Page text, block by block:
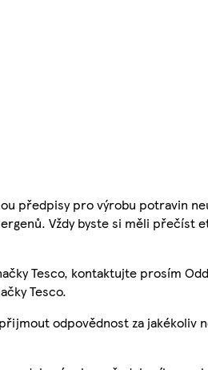
předpisy pro výrobu potravin
Vždy byste si měli přečíst
Tesco, kontaktujte prosím
Tesco.
odpovědnost za jakékoliv